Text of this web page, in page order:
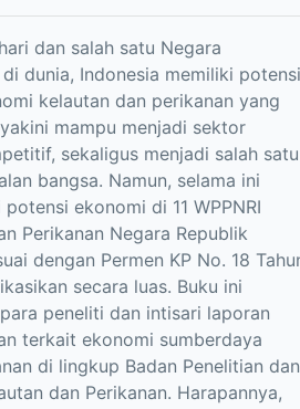
dan salah satu Negara
dunia, Indonesia memiliki potensi
kelautan dan perikanan yang
mampu menjadi sektor
sekaligus menjadi salah satu
bangsa. Namun, selama ini
ekonomi di 11 WPPNRI
Perikanan Negara Republik
dengan Permen KP No. 18
secara luas. Buku ini
peneliti dan intisari laporan
terkait ekonomi sumberdaya
di lingkup Badan Penelitian dan
dan Perikanan. Harapannya,